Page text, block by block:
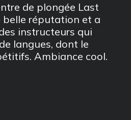
de plongée Last
belle réputation et a
instructeurs qui
langues, dont le
Ambiance cool.